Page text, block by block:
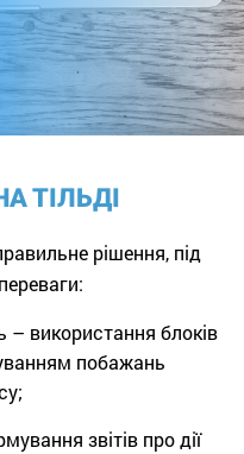
ТІЛЬДІ
рішення, під
– використання блоків
побажань
звітів про дії